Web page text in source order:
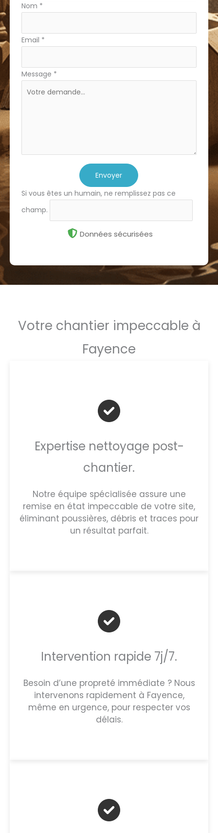
Nom *
Email *
Message *
Envoyer
Si vous êtes un humain, ne remplissez pas ce
champ.
Données sécurisées
Votre chantier impeccable à
Fayence
Expertise nettoyage post-
chantier.
Notre équipe spécialisée assure une
remise en état impeccable de votre site,
éliminant poussières, débris et traces pour
un résultat parfait.
Intervention rapide 7j/7.
Besoin d’une propreté immédiate ? Nous
intervenons rapidement à Fayence,
même en urgence, pour respecter vos
délais.